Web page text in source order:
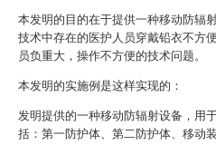
本发明的目的在于提供一种移动防辐
技术中存在的医护人员穿戴铅衣不方
员负重大，操作不方便的技术问题。
本发明的实施例是这样实现的：
发明提供的一种移动防辐射设备，用
括：第一防护体、第二防护体、移动